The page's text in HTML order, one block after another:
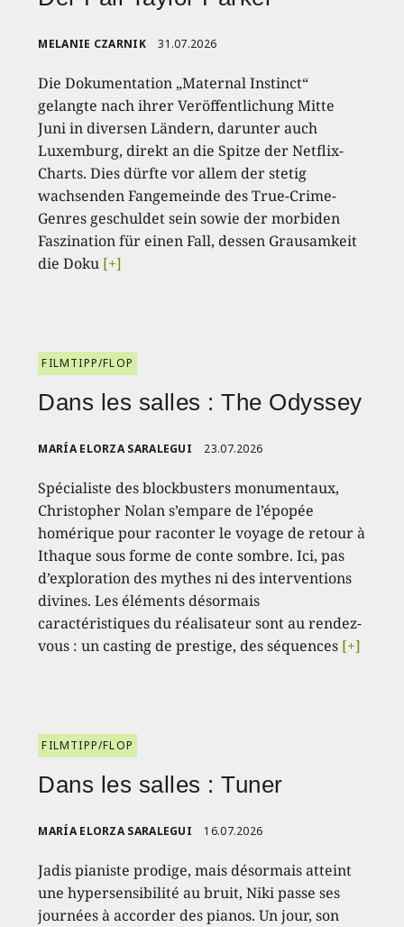
MELANIE CZARNIK 31.07.2026
Die Dokumentation „Maternal Instinct“
gelangte nach ihrer Veröffentlichung Mitte
Juni in diversen Ländern, darunter auch
Luxemburg, direkt an die Spitze der Netflix-
Charts. Dies dürfte vor allem der stetig
wachsenden Fangemeinde des True-Crime-
Genres geschuldet sein sowie der morbiden
Faszination für einen Fall, dessen Grausamkeit
die Doku [+]
FILMTIPP/FLOP
Dans les salles : The Odyssey
MARÍA ELORZA SARALEGUI 23.07.2026
Spécialiste des blockbusters monumentaux,
Christopher Nolan s’empare de l’épopée
homérique pour raconter le voyage de retour à
Ithaque sous forme de conte sombre. Ici, pas
d’exploration des mythes ni des interventions
divines. Les éléments désormais
caractéristiques du réalisateur sont au rendez-
vous : un casting de prestige, des séquences [+]
FILMTIPP/FLOP
Dans les salles : Tuner
MARÍA ELORZA SARALEGUI 16.07.2026
Jadis pianiste prodige, mais désormais atteint
une hypersensibilité au bruit, Niki passe ses
journées à accorder des pianos. Un jour, son